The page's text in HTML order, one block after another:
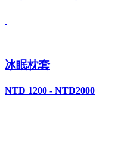
冰眠枕套
NTD 1200 - NTD2000